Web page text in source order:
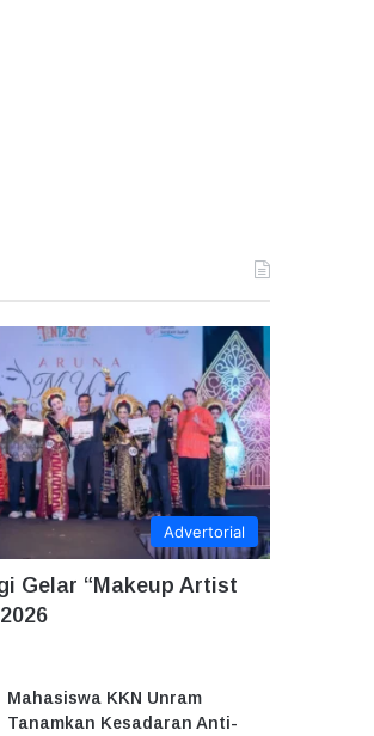
Advertorial
Gelar “Makeup Artist
Mahasiswa KKN Unram
Tanamkan Kesadaran Anti-